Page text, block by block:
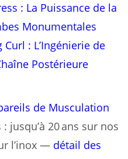
: La Puissance de la
Monumentales
Curl : L’Ingénierie de
Postérieure
de Musculation
jusqu’à 20 ans sur nos
l’inox — détail des